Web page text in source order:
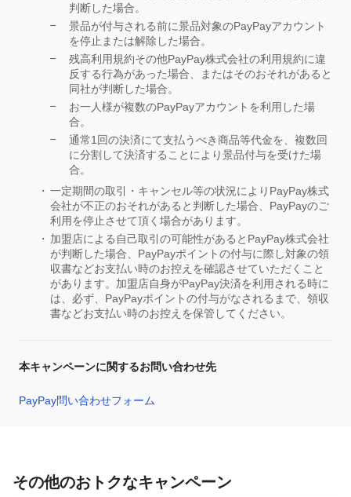
判断した場合。
景品が付与される前に景品対象のPayPayアカウント
を停止または解除した場合。
残高利用規約その他PayPay株式会社の利用規約に違
反する行為があった場合、またはそのおそれがあると
同社が判断した場合。
お一人様が複数のPayPayアカウントを利用した場
合。
通常1回の決済にて支払うべき商品等代金を、複数回
に分割して決済することにより景品付与を受けた場
合。
一定期間の取引・キャンセル等の状況によりPayPay株式
会社が不正のおそれがあると判断した場合、PayPayのご
利用を停止させて頂く場合があります。
加盟店による自己取引の可能性があるとPayPay株式会社
が判断した場合、PayPayポイントの付与に際し対象の領
収書などお支払い時のお控えを確認させていただくこと
があります。加盟店自身がPayPay決済を利用される時に
は、必ず、PayPayポイントの付与がなされるまで、領収
書などお支払い時のお控えを保管してください。
本キャンペーンに関するお問い合わせ先
PayPay問い合わせフォーム
その他のおトクなキャンペーン